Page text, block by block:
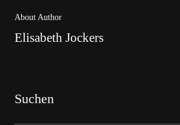
About Author
Elisabeth Jockers
Suchen